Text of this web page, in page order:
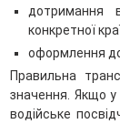
дотримання
конкретної
оформлення
Правильна
значення. Якщо у
водійське